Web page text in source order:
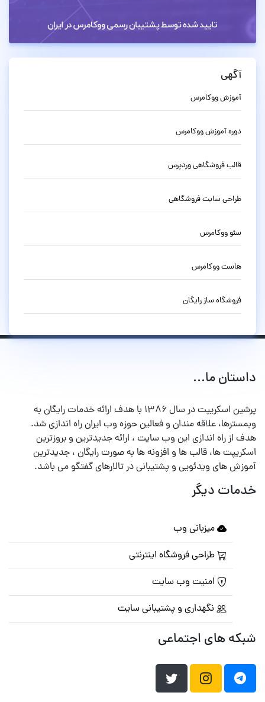
آگهی
آموزش ووکامرس
دوره آموزش ووکامرس
قالب فروشگاهی وردپرس
طراحی سایت فروشگاهی
سئو ووکامرس
هاست ووکامرس
فروشگاه ساز رایگان
داستان ما...
پرشین اسکریپت در سال ۱۳۸۶ با هدف ارائه خدمات رایگان به
وبمسترها، علاقه مندان و فعالین حوزه وب ایران راه اندازی شد.
هدف از راه اندازی این وب سایت ، ارائه جدیدترین و بروزترین
اسکریپت ها، قالب ها و افزونه ها به صورت رایگان ، جدیدترین
آموزش های ویدئویی و پشتیبانی در تالارهای گفتگو می باشد.
خدمات دیگر
میزبانی وب
طراحی فروشگاه اینترنتی
امنیت وب سایت
نگهداری و پشتیبانی سایت
شبکه های اجتماعی